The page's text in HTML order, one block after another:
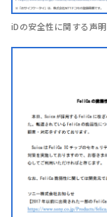
iDの安全性に関する声明